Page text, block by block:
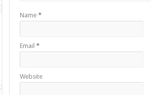
Name*
Email*
Website